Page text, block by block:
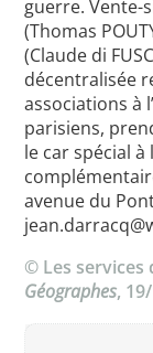
guerre. Vente-
(Thomas
(Claude di
décentralisée
associations à
parisiens,
le car spécial à
avenue du
© Les services
Géographes,